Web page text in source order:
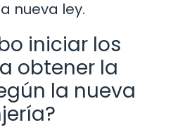
nueva ley.
iniciar los
obtener la
la nueva